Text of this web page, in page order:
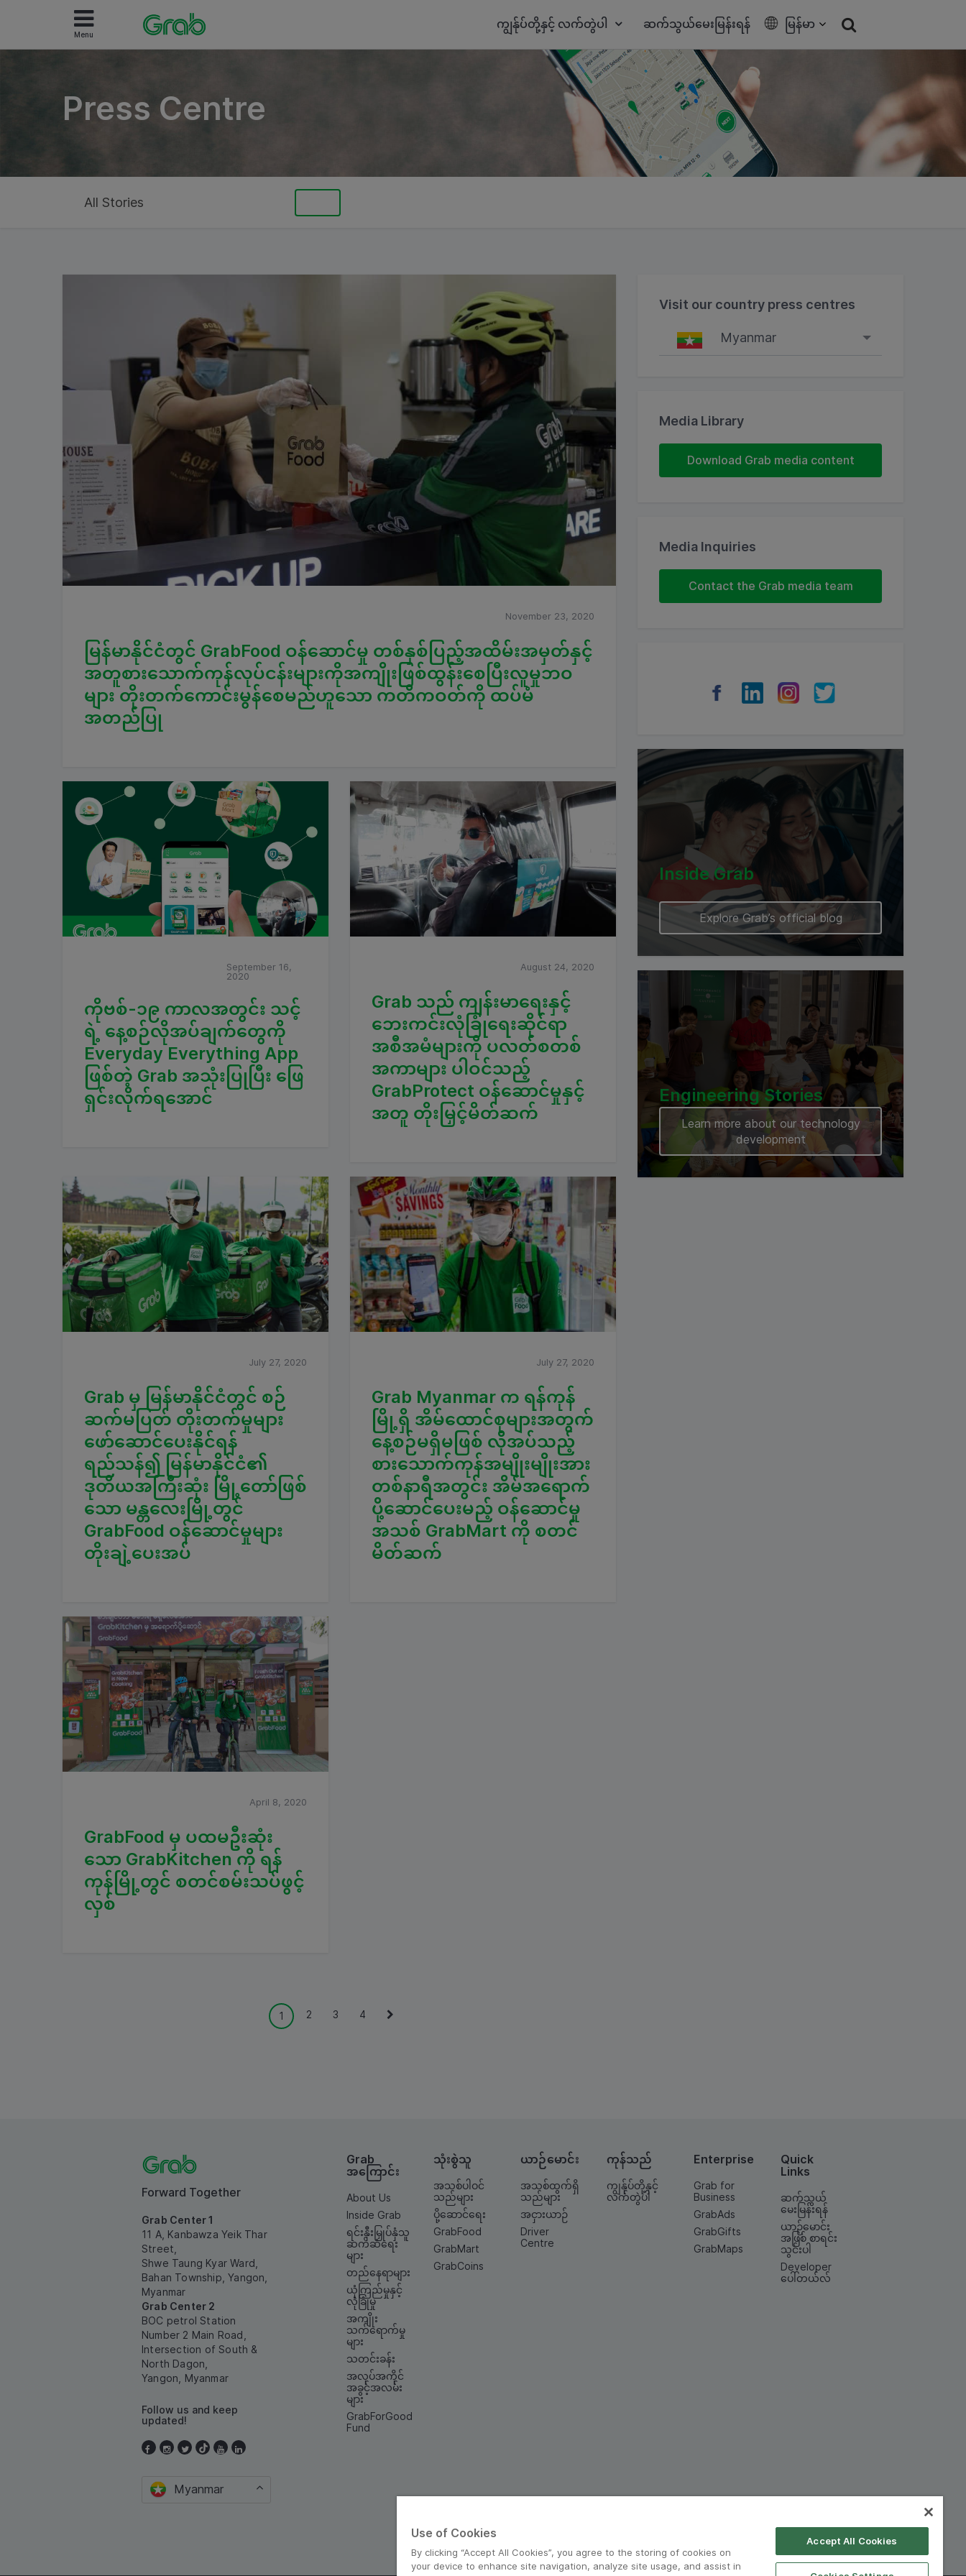
Menu
ကျွန်ုပ်တို့နှင့် လက်တွဲပါ ဆက်သွယ်မေးမြန်းရန် မြန်မာ
Press Centre
All Stories
November 23, 2020
မြန်မာနိုင်ငံတွင် GrabFood ဝန်ဆောင်မှု တစ်နှစ်ပြည့်အထိမ်းအမှတ်နှင့်
အတူစားသောက်ကုန်လုပ်ငန်းများကိုအကျိုးဖြစ်ထွန်းစေပြီးလူမှုဘဝ
များ တိုးတက်ကောင်းမွန်စေမည်ဟူသော ကတိကဝတ်ကို ထပ်မံ
အတည်ပြု
September 16,
2020
ကိုဗစ်-၁၉ ကာလအတွင်း သင့်
ရဲ့ နေ့စဉ်လိုအပ်ချက်တွေကို
Everyday Everything App
ဖြစ်တဲ့ Grab အသုံးပြုပြီး ဖြေ
ရှင်းလိုက်ရအောင်
August 24, 2020
Grab သည် ကျန်းမာရေးနှင့်
ဘေးကင်းလုံခြုံရေးဆိုင်ရာ
အစီအမံများကို ပလတ်စတစ်
အကာများ ပါဝင်သည့်
GrabProtect ဝန်ဆောင်မှုနှင့်
အတူ တိုးမြှင့်မိတ်ဆက်
July 27, 2020
Grab မှ မြန်မာနိုင်ငံတွင် စဉ်
ဆက်မပြတ် တိုးတက်မှုများ
ဖော်ဆောင်ပေးနိုင်ရန်
ရည်သန်၍ မြန်မာနိုင်ငံ၏
ဒုတိယအကြီးဆုံး မြို့တော်ဖြစ်
သော မန္တလေးမြို့တွင်
GrabFood ဝန်ဆောင်မှုများ
တိုးချဲ့ပေးအပ်
July 27, 2020
Grab Myanmar က ရန်ကုန်
မြို့ရှိ အိမ်ထောင်စုများအတွက်
နေ့စဉ်မရှိမဖြစ် လိုအပ်သည့်
စားသောက်ကုန်အမျိုးမျိုးအား
တစ်နာရီအတွင်း အိမ်အရောက်
ပို့ဆောင်ပေးမည့် ဝန်ဆောင်မှု
အသစ် GrabMart ကို စတင်
မိတ်ဆက်
April 8, 2020
GrabFood မှ ပထမဦးဆုံး
သော GrabKitchen ကို ရန်
ကုန်မြို့တွင် စတင်စမ်းသပ်ဖွင့်
လှစ်
1 2 3 4
Visit our country press centres
Myanmar
Thailand
Media Library
Download Grab media content
Media Inquiries
Contact the Grab media team
Inside Grab
Explore Grab’s official blog
Engineering Stories
Learn more about our technology
development
Forward Together
Grab Center 1
11 A, Kanbawza Yeik Thar
Street,
Shwe Taung Kyar Ward,
Bahan Township, Yangon,
Myanmar
Grab Center 2
BOC petrol Station
Number 2 Main Road,
Intersection of South &
North Dagon,
Yangon, Myanmar
Follow us and keep
updated!
Myanmar
Grab
အကြောင်း
About Us
Inside Grab
ရင်းနှီးမြှုပ်နှံသူ
ဆက်ဆံရေး
များ
တည်နေရာများ
ယုံကြည်မှုနှင့်
လုံခြုံမှု
အကျိုး
သက်ရောက်မှု
များ
သတင်းခန်း
အလုပ်အကိုင်
အခွင့်အလမ်း
များ
GrabForGood
Fund
သုံးစွဲသူ
အသစ်ပါဝင်
သည်များ
ပို့ဆောင်ရေး
GrabFood
GrabMart
GrabCoins
ယာဉ်မောင်း
အသစ်ထွက်ရှိ
သည်များ
အငှားယာဉ်
Driver
Centre
ကုန်သည်
ကျွန်ုပ်တို့နှင့်
လက်တွဲပါ
Enterprise
Grab for
Business
GrabAds
GrabGifts
GrabMaps
Quick
Links
ဆက်သွယ်
မေးမြန်းရန်
ယာဉ်မောင်း
အဖြစ် စာရင်း
သွင်းပါ
Developer
ပေါ်တယ်လ်
Use of Cookies
By clicking “Accept All Cookies”, you agree to the storing of cookies on
your device to enhance site navigation, analyze site usage, and assist in
Accept All Cookies